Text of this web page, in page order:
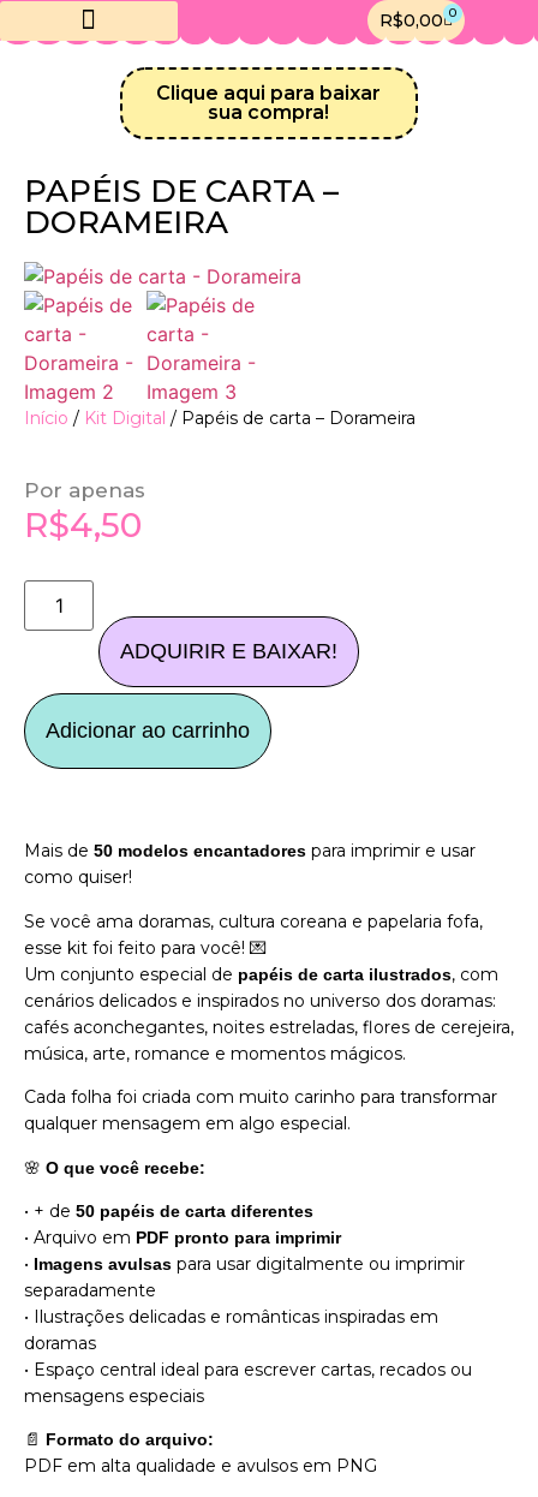
R$0,00 0
Clique aqui para baixar
sua compra!
PAPÉIS DE CARTA –
DORAMEIRA
Início / Kit Digital / Papéis de carta – Dorameira
Por apenas
R$4,50
ADQUIRIR E BAIXAR!
Adicionar ao carrinho
Mais de 50 modelos encantadores para imprimir e usar
como quiser!
Se você ama doramas, cultura coreana e papelaria fofa,
esse kit foi feito para você! 💌
Um conjunto especial de papéis de carta ilustrados, com
cenários delicados e inspirados no universo dos doramas:
cafés aconchegantes, noites estreladas, flores de cerejeira,
música, arte, romance e momentos mágicos.
Cada folha foi criada com muito carinho para transformar
qualquer mensagem em algo especial.
🌸 O que você recebe:
• + de 50 papéis de carta diferentes
• Arquivo em PDF pronto para imprimir
• Imagens avulsas para usar digitalmente ou imprimir
separadamente
• Ilustrações delicadas e românticas inspiradas em
doramas
• Espaço central ideal para escrever cartas, recados ou
mensagens especiais
📄 Formato do arquivo:
PDF em alta qualidade e avulsos em PNG